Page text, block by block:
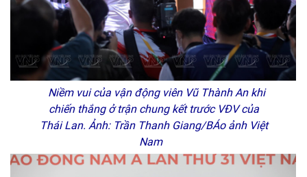
Niềm vui của vận động viên Vũ Thành An khi
chiến thắng ở trận chung kết trước VĐV của
Thái Lan. Ảnh: Trần Thanh Giang/BÁo ảnh Việt
Nam